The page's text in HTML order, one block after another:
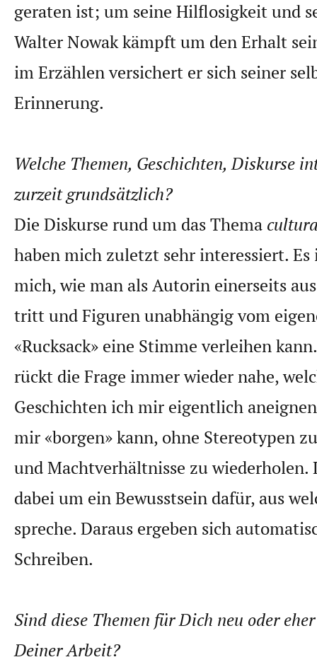
geraten ist; um seine Hilflosigkeit und
Walter Nowak kämpft um den Erhalt
im Erzählen versichert er sich seiner
Erinnerung.
Welche Themen, Geschichten, Diskurse
zurzeit grundsätzlich?
Die Diskurse rund um das Thema
haben mich zuletzt sehr interessiert.
mich, wie man als Autorin einerseits
tritt und Figuren unabhängig vom
«Rucksack» eine Stimme verleihen
rückt die Frage immer wieder nahe,
Geschichten ich mir eigentlich
mir «borgen» kann, ohne Stereotypen
und Machtverhältnisse zu wiederholen.
dabei um ein Bewusstsein dafür, aus
spreche. Daraus ergeben sich
Schreiben.
Sind diese Themen für Dich neu oder
Deiner Arbeit?